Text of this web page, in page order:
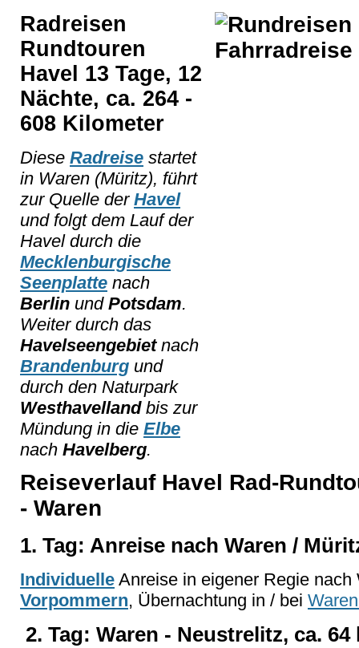
Radreisen
Rundtouren
Havel 13 Tage, 12
Nächte, ca. 264 -
608 Kilometer
Diese Radreise startet
in Waren (Müritz), führt
zur Quelle der Havel
und folgt dem Lauf der
Havel durch die
Mecklenburgische
Seenplatte nach
Berlin und Potsdam.
Weiter durch das
Havelseengebietnach
Brandenburg und
durch den Naturpark
Westhavellandbis zur
Mündung in die Elbe
nach Havelberg.
Reiseverlauf Havel Rad-
- Waren
1. Tag: Anreise nach Waren /
Individuelle Anreise in eigener Regie
Vorpommern, Übernachtung in / bei
2. Tag: Waren - Neustrelitz, ca. 64